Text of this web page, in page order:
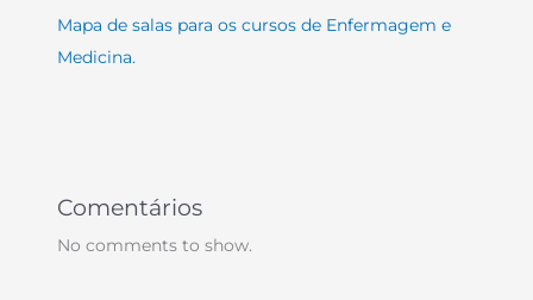
Mapa de salas para os cursos de Enfermagem e
Medicina.
Comentários
No comments to show.